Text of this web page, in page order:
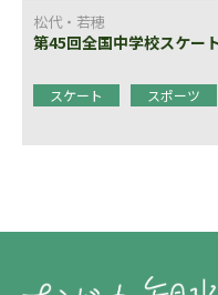
松代・若穂
第45回全国中学校スケー
スケート スポーツ